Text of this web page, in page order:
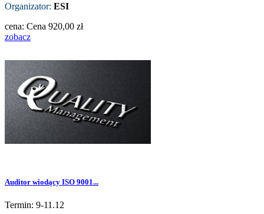
Organizator: ESI
cena: Cena 920,00 zł
zobacz
Auditor wiodący ISO 9001...
Termin: 9-11.12